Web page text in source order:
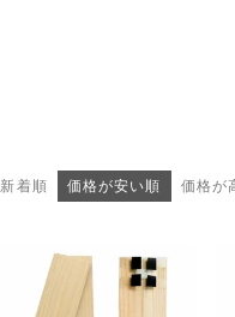
新着順 価格が安い順 価格が